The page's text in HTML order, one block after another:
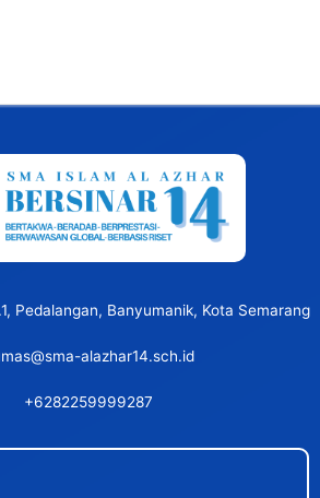
Pedalangan, Banyumanik, Kota Semarang
alazhar14.sch.id
+6282259999287